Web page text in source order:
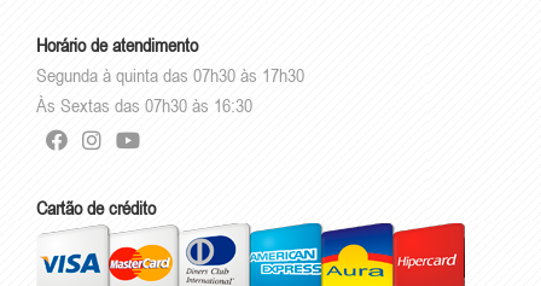
Horário de atendimento
Segunda à quinta das 07h30 às 17h30
Às Sextas das 07h30 às 16:30
Cartão de crédito